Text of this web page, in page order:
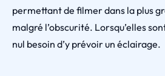
permettant de filmer dans la plus
malgré l’obscurité. Lorsqu’elles
nul besoin d’y prévoir un éclairage.